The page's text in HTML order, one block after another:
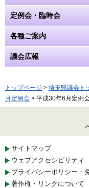
定例会・臨時会
各種ご案内
議会広報
トップページ > 埼玉県議会ト
月定例会 > 平成30年6月定例
サイトマップ
ウェブアクセシビリティ
プライバシーポリシー・
著作権・リンクについて